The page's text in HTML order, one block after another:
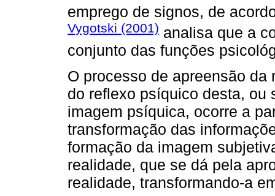
emprego de signos, de
Vygotski (2001) analisa que a
conjunto das funções
O processo de apreensão
do reflexo psíquico desta, ou
imagem psíquica, ocorre a
transformação das
formação da imagem
realidade, que se dá pela
realidade, transformando-a